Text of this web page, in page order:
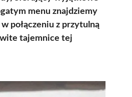
menu znajdziemy
połączeniu z przytulną
tajemnice tej